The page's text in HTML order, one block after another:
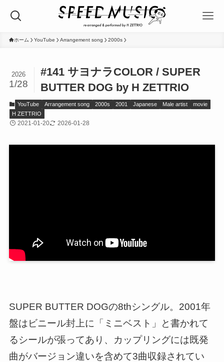
ホーム YouTube Arrangement song 2000s
#141 サヨナラCOLOR / SUPER
BUTTER DOG by H ZETTRIO
2026
1/28
YouTube Arrangement song 2000s 2001 Japanese Male artist
movie
H ZETTRIO
2021-01-20 2026-01-28
SUPER BUTTER DOGの8thシングル。2001年
盤はビニール封上に「ミニベスト」と書かれて
るシールが張ってあり、カップリングには既発
曲がバージョン違いを含めて3曲収録されてい